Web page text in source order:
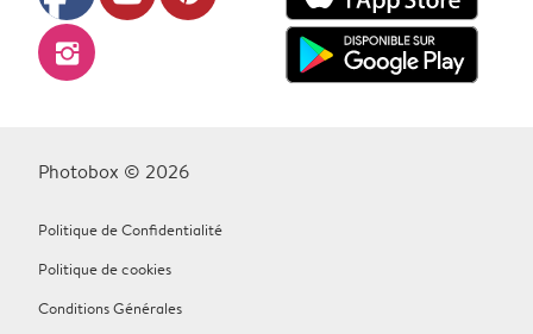
instagram
Photobox © 2026
Politique de Confidentialité
Politique de cookies
Conditions Générales